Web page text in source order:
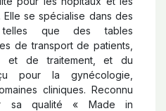
se spécialise dans des
telles que des tables
de transport de patients,
et de traitement, et du
pour la gynécologie,
cliniques. Reconnu
sa qualité « Made in